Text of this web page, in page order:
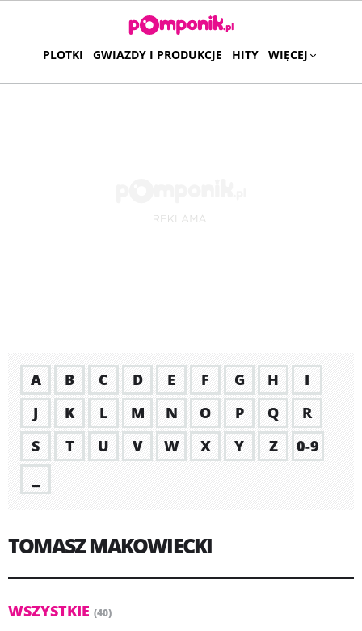
PLOTKI GWIAZDY I PRODUKCJE HITY WIĘCEJ
A B C D E F G H
I
J
K L M N O P Q
R
S
T U V W X Y Z
0-9
TOMASZ MAKOWIECKI
WSZYSTKIE (40)